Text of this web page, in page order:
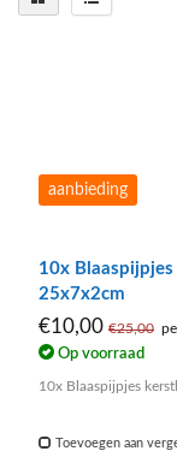
aanbieding
10x
25x7x2cm
€10,00 €25,00
Op voorraad
10x Blaaspijpjes
Toevoegen aan